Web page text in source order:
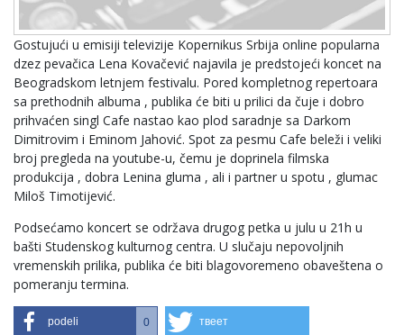
Gostujući u emisiji televizije Kopernikus Srbija online popularna
dzez pevačica Lena Kovačević najavila je predstojeći koncet na
Beogradskom letnjem festivalu. Pored kompletnog repertoara
sa prethodnih albuma , publika će biti u prilici da čuje i dobro
prihvaćen singl Cafe nastao kao plod saradnje sa Darkom
Dimitrovim i Eminom Jahović. Spot za pesmu Cafe beleži i veliki
broj pregleda na youtube-u, čemu je doprinela filmska
produkcija , dobra Lenina gluma , ali i partner u spotu , glumac
Miloš Timotijević.
Podsećamo koncert se održava drugog petka u julu u 21h u
bašti Studenskog kulturnog centra. U slučaju nepovoljnih
vremenskih prilika, publika će biti blagovoremeno obaveštena o
pomeranju termina.
podeli 0 твеет